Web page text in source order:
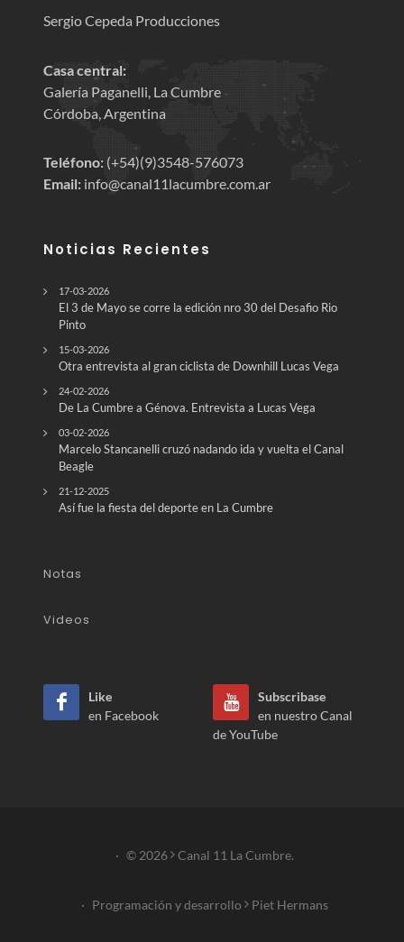
Sergio Cepeda Producciones
Casa central:
Galería Paganelli, La Cumbre
Córdoba, Argentina
Teléfono: (+54)(9)3548-576073
Email: info@canal11lacumbre.com.ar
Noticias Recientes
17-03-2026
El 3 de Mayo se corre la edición nro 30 del Desafio Rio
Pinto
15-03-2026
Otra entrevista al gran ciclista de Downhill Lucas Vega
24-02-2026
De La Cumbre a Génova. Entrevista a Lucas Vega
03-02-2026
Marcelo Stancanelli cruzó nadando ida y vuelta el Canal
Beagle
21-12-2025
Así fue la fiesta del deporte en La Cumbre
Notas
Videos
Like
en Facebook
Subscribase
en nuestro Canal
de YouTube
· © 2026 Canal 11 La Cumbre.
· Programación y desarrollo Piet Hermans